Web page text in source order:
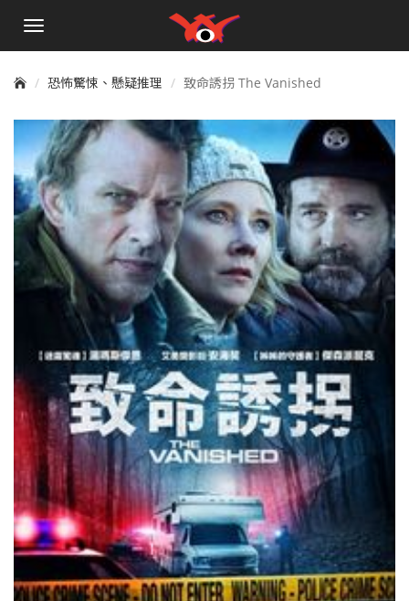
手
單
恐怖驚悚、懸疑推理 致命誘拐 The Vanished